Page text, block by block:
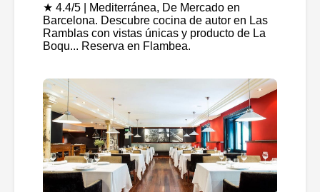
★ 4.4/5 | Mediterránea, De Mercado en
Barcelona. Descubre cocina de autor en Las
Ramblas con vistas únicas y producto de La
Boqu... Reserva en Flambea.